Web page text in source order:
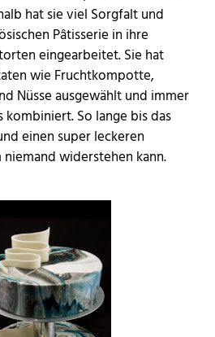
hat sie viel Sorgfalt und
Pâtisserie in ihre
eingearbeitet. Sie hat
wie Fruchtkompotte,
Nüsse ausgewählt und immer
So lange bis das
einen super leckeren
widerstehen kann.